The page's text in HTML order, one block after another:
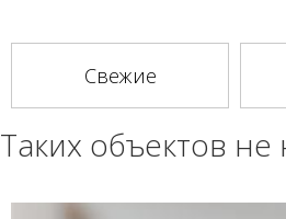
Таких объектов